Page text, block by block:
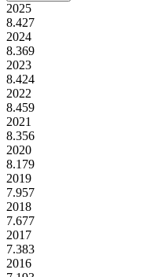
2025
8.427
2024
8.369
2023
8.424
2022
8.459
2021
8.356
2020
8.179
2019
7.957
2018
7.677
2017
7.383
2016